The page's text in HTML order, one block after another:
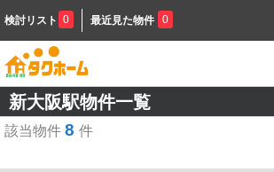
検討リスト 0 最近見た物件 0
新大阪駅物件一覧
該当物件 8 件